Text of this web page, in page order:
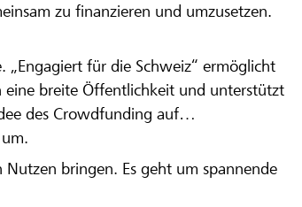
zu finanzieren und umzusetzen.
„Engagiert für die Schweiz“ ermöglicht
eine breite Öffentlichkeit und unterstützt
des Crowdfunding auf
bringen. Es geht um spannende